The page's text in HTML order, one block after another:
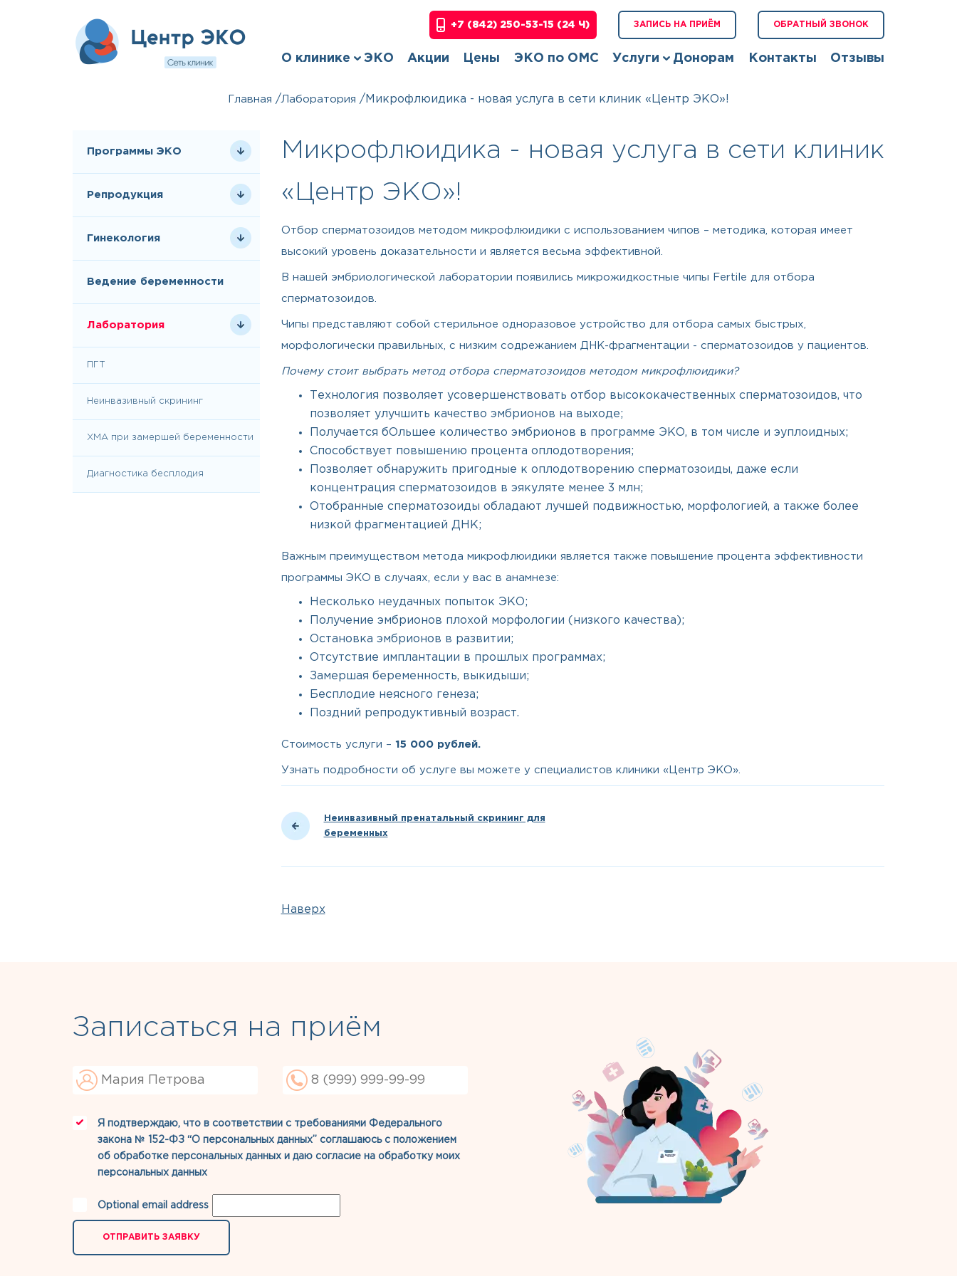
+7 (842) 250-53-15 (24 Ч) ЗАПИСЬ НА ПРИЁМ ОБРАТНЫЙ ЗВОНОК
О клинике ЭКО Акции Цены ЭКО по ОМС Услуги Донорам Контакты Отзывы
Главная /Лаборатория / Микрофлюидика - новая услуга в сети клиник «Центр ЭКО»!
Программы ЭКО
Репродукция
Гинекология
Ведение беременности
Лаборатория
Неинвазивный скрининг
ХМА при замершей беременности
Диагностика бесплодия
Микрофлюидика - новая услуга в сети клиник
«Центр ЭКО»!
Отбор сперматозоидов методом микрофлюидики с использованием чипов – методика, которая имеет
высокий уровень доказательности и является весьма эффективной.
В нашей эмбриологической лаборатории появились микрожидкостные чипы Fertile для отбора
сперматозоидов.
Чипы представляют собой стерильное одноразовое устройство для отбора самых быстрых,
морфологически правильных, с низким содрежанием ДНК-фрагментации - сперматозоидов у пациентов.
Почему стоит выбрать метод отбора сперматозоидов методом микрофлюидики?
Технология позволяет усовершенствовать отбор высококачественных сперматозоидов, что
позволяет улучшить качество эмбрионов на выходе;
Получается бОльшее количество эмбрионов в программе ЭКО, в том числе и эуплоидных;
Способствует повышению процента оплодотворения;
Позволяет обнаружить пригодные к оплодотворению сперматозоиды, даже если
концентрация сперматозоидов в эякуляте менее 3 млн;
Отобранные сперматозоиды обладают лучшей подвижностью, морфологией, а также более
низкой фрагментацией ДНК;
Важным преимуществом метода микрофлюидики является также повышение процента эффективности
программы ЭКО в случаях, если у вас в анамнезе:
Несколько неудачных попыток ЭКО;
Получение эмбрионов плохой морфологии (низкого качества);
Остановка эмбрионов в развитии;
Отсутствие имплантации в прошлых программах;
Замершая беременность, выкидыши;
Бесплодие неясного генеза;
Поздний репродуктивный возраст.
Стоимость услуги – 15 000 рублей.
Узнать подробности об услуге вы можете у специалистов клиники «Центр ЭКО».
Неинвазивный пренатальный скрининг для
беременных
Наверх
Записаться на приём
Я подтверждаю, что в соответствии с требованиями Федерального
закона № 152-ФЗ “О персональных данных” соглашаюсь с положением
об обработке персональных данных и даю согласие на обработку моих
персональных данных
Optional email address
ОТПРАВИТЬ ЗАЯВКУ